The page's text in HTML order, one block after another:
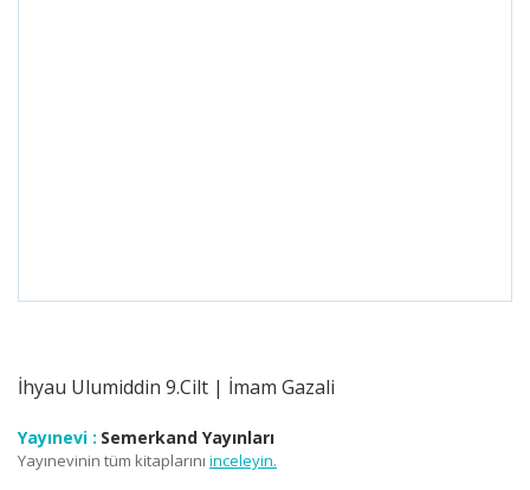
İhyau Ulumiddin 9.Cilt | İmam Gazali
Yayınevi : Semerkand Yayınları
Yayınevinin tüm kitaplarını inceleyin.